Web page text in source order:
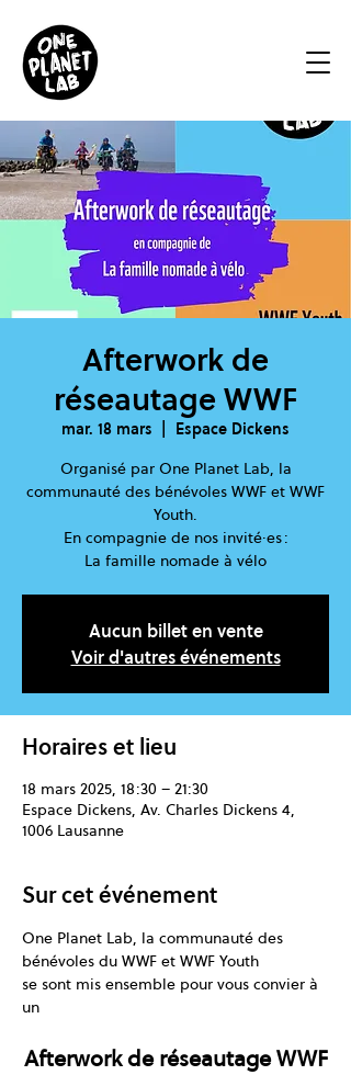
Afterwork de
réseautage WWF
mar. 18 mars
Espace Dickens
Organisé par One Planet Lab, la
communauté des bénévoles WWF et WWF
Youth.
En compagnie de nos invité·es :
Aucun billet en vente
Voir d'autres événements
Horaires et lieu
18 mars 2025, 18:30 – 21:30
Espace Dickens, Av. Charles Dickens 4,
1006 Lausanne
Sur cet événement
One Planet Lab, la communauté des
bénévoles du WWF et WWF Youth
se sont mis ensemble pour vous convier à
un
Afterwork de réseautage WWF